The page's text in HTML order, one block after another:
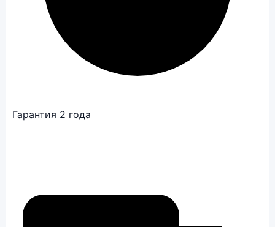
Гарантия 2 года